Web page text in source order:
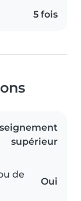
5 fois
supérieur
de
Oui